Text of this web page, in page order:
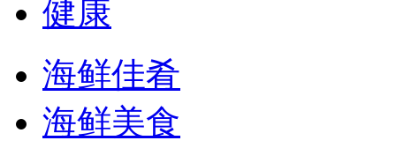
健康
海鲜佳肴
海鲜美食